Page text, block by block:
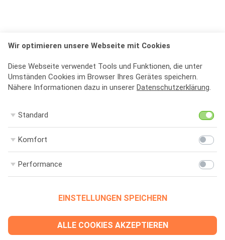
Wir optimieren unsere Webseite mit Cookies
Diese Webseite verwendet Tools und Funktionen, die unter
Umständen Cookies im Browser Ihres Gerätes speichern.
Nähere Informationen dazu in unserer Datenschutzerklärung.
Standard
Komfort
Performance
ALLE COOKIES AKZEPTIEREN
EINSTELLUNGEN SPEICHERN